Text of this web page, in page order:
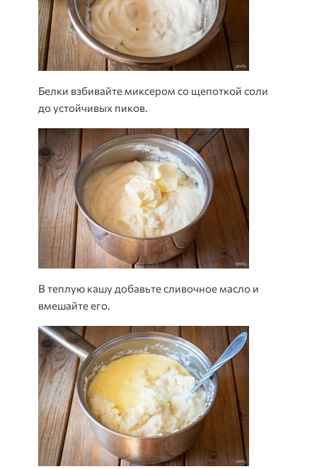
Белки взбивайте миксером со щепоткой соли
до устойчивых пиков.
В теплую кашу добавьте сливочное масло и
вмешайте его.